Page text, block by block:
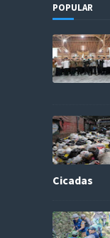
POPULAR
Cicadas